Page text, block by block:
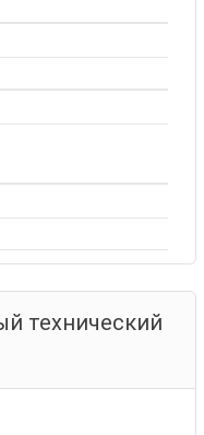
технический